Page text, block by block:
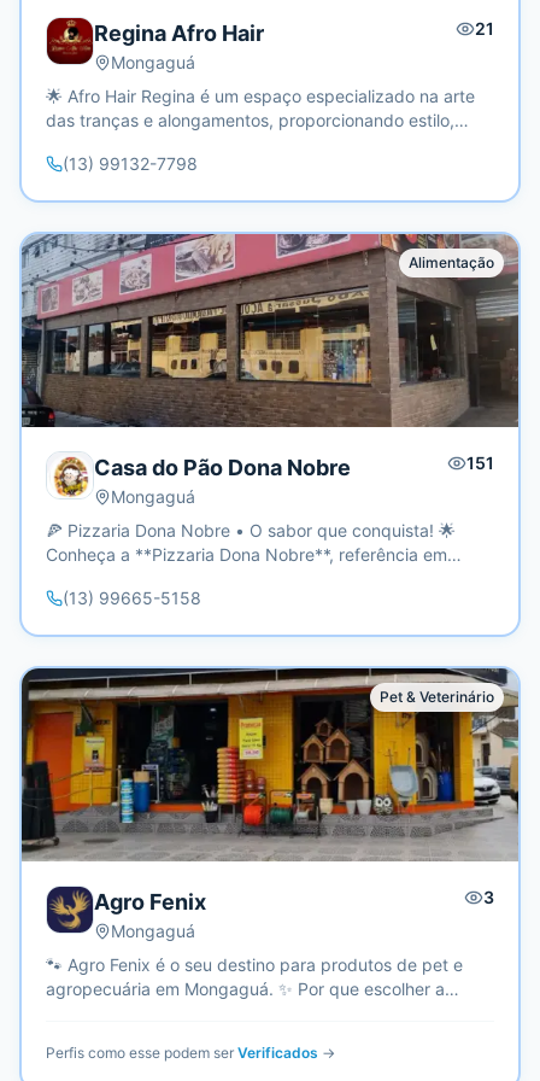
Regina Afro Hair
Mongaguá
21
🌟 Afro Hair Regina é um espaço especializado na arte
das tranças e alongamentos, proporcionando estilo,
cultura afro. Localizado no Balneário Regina Maria, em
(13) 99132-7798
Alimentação
Casa do Pão Dona Nobre
Mongaguá
151
🍕 Pizzaria Dona Nobre • O sabor que conquista! 🌟
Conheça a **Pizzaria Dona Nobre**, referência em
espaço acolhedor que une o melhor da gastronomia com
rodízio mais saboroso da cidade! 💳 **Formas de
Pagamento:** Aceitamos cartões de débito, crédito e
entrega sem contato.
(13) 99665-5158
Pet & Veterinário
Agro Fenix
Mongaguá
3
🐾 Agro Fenix é o seu destino para produtos de pet e
agropecuária em Mongaguá. ✨ Por que escolher a
Atendimento acolhedor e personalizado 🏡 Localização
Perfis como esse podem ser Verificados →